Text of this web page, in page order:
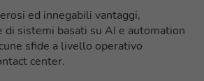
ed innegabili vantaggi,
di sistemi basati su AI e automation
sfide a livello operativo
center.